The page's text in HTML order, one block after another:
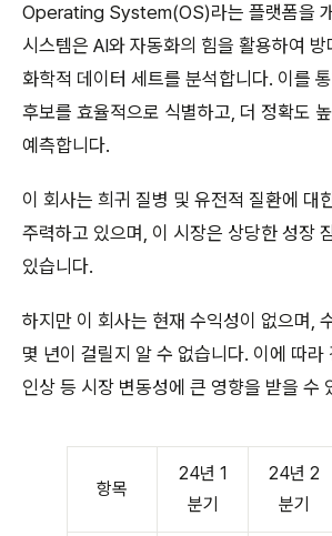
Operating System(OS)라는 플랫폼을
시스템은 AI와 자동화의 힘을 활용하여
화학적 데이터 세트를 분석합니다. 이를
후보를 효율적으로 식별하고, 더 정확도
예측합니다.
이 회사는 희귀 질병 및 유전적 질환에 대
주력하고 있으며, 이 시장은 상당한 성장
있습니다.
하지만 이 회사는 현재 수익성이 없으며,
몇 년이 걸릴지 알 수 없습니다. 이에 따라
인상 등 시장 변동성에 큰 영향을 받을 수
항목
24년 1
분기
24년 2
분기